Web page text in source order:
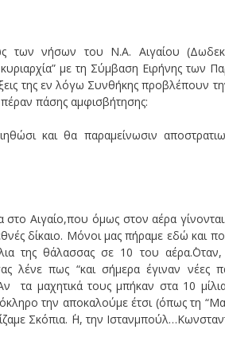
των νήσων του Ν.Α. Αιγαίου
με τη Σύμβαση Ειρήνης των
της εν λόγω Συνθήκης προβλέπουν
πάσης αμφισβήτησης:
και θα παραμείνωσιν
Αιγαίο,που όμως στον αέρα
δίκαιο. Μόνοι μας πήραμε εδώ και
της θάλασσας σε 10 του
πως “και σήμερα έγιναν νέες
Αν τα μαχητικά τους μπήκαν στα 10
την αποκαλούμε έτσι (όπως τη
Σκόπια. ΄Η, την